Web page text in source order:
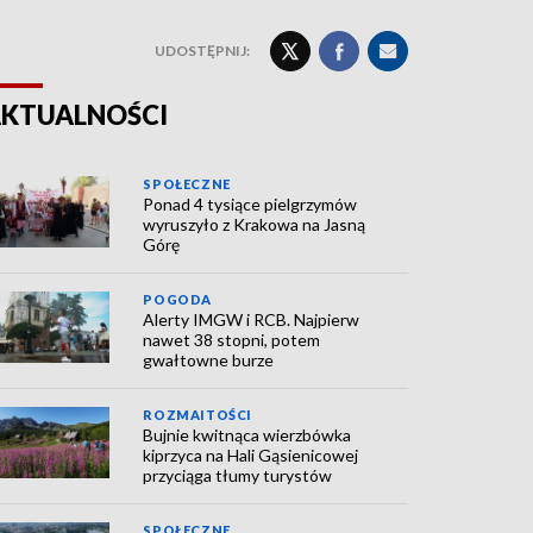
UDOSTĘPNIJ:
SPOŁECZNE
Ponad 4 tysiące pielgrzymów
wyruszyło z Krakowa na Jasną
Górę
POGODA
Alerty IMGW i RCB. Najpierw
nawet 38 stopni, potem
gwałtowne burze
ROZMAITOŚCI
Bujnie kwitnąca wierzbówka
kiprzyca na Hali Gąsienicowej
przyciąga tłumy turystów